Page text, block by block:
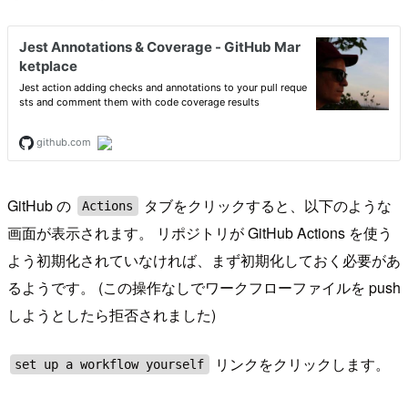
GitHub の Actions
タブをクリックすると、以下のような
画面が表示されます。 リポジトリが GitHub Actions を使う
よう初期化されていなければ、まず初期化しておく必要があ
るようです。 (この操作なしでワークフローファイルを push
しようとしたら拒否されました)
set up a workflow yourself リンクをクリックします。